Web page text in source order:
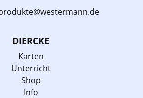
DIERCKE
Karten
Unterricht
Shop
Info